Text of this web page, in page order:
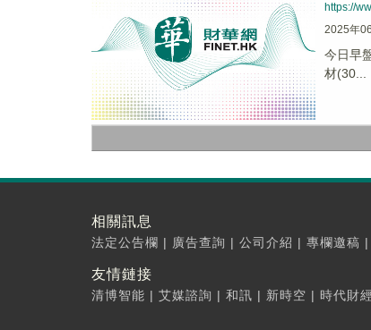
https://
2025年
今日早
材(30...
相關訊息
法定公告欄 | 廣告查詢 | 公司介紹 | 專欄邀稿 |
友情鏈接
清博智能 | 艾媒諮詢 | 和訊 | 新時空 | 時代財經